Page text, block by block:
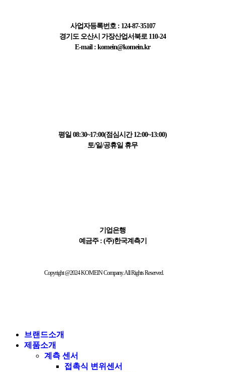
사업자등록번호 : 124-87-35107
경기도 오산시 가장산업서북로 110-24
E-mail : komein@komein.kr
평일 08:30~17:00(점심시간 12:00~13:00)
토/일/공휴일 휴무
기업은행
예금주 : (주)한국계측기
Copyright @2024 KOMEIN Company. All Rights Reserved.
브랜드소개
제품소개
계측 센서
접촉식 변위센서